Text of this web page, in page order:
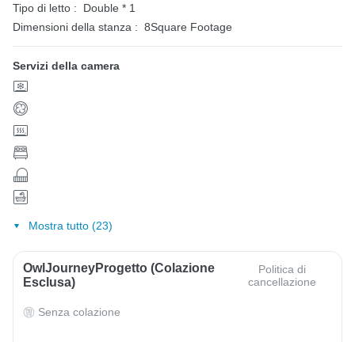
Tipo di letto :
Double * 1
Dimensioni della stanza : 8Square Footage
Servizi della camera
Mostra tutto (23)
OwlJourneyProgetto (colazione
Esclusa)
Politica di
cancellazione
Senza colazione